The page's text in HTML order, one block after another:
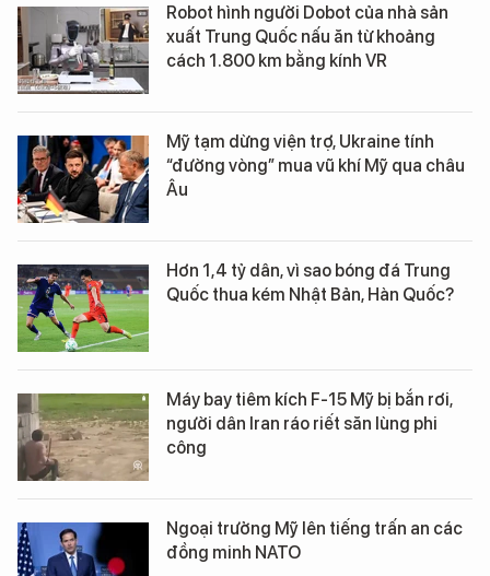
Robot hình người Dobot của nhà sản
xuất Trung Quốc nấu ăn từ khoảng
cách 1.800 km bằng kính VR
Mỹ tạm dừng viện trợ, Ukraine tính
“đường vòng” mua vũ khí Mỹ qua châu
Âu
Hơn 1,4 tỷ dân, vì sao bóng đá Trung
Quốc thua kém Nhật Bản, Hàn Quốc?
Máy bay tiêm kích F-15 Mỹ bị bắn rơi,
người dân Iran ráo riết săn lùng phi
công
Ngoại trưởng Mỹ lên tiếng trấn an các
đồng minh NATO